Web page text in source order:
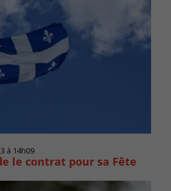
à 14h09
le contrat pour sa Fête